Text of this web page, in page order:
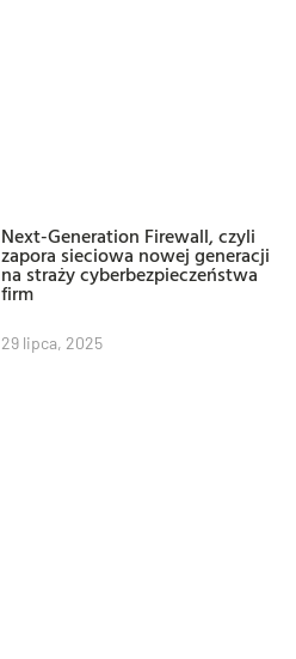
Next-Generation Firewall, czyli
zapora sieciowa nowej generacji
na straży cyberbezpieczeństwa
firm
29 lipca, 2025